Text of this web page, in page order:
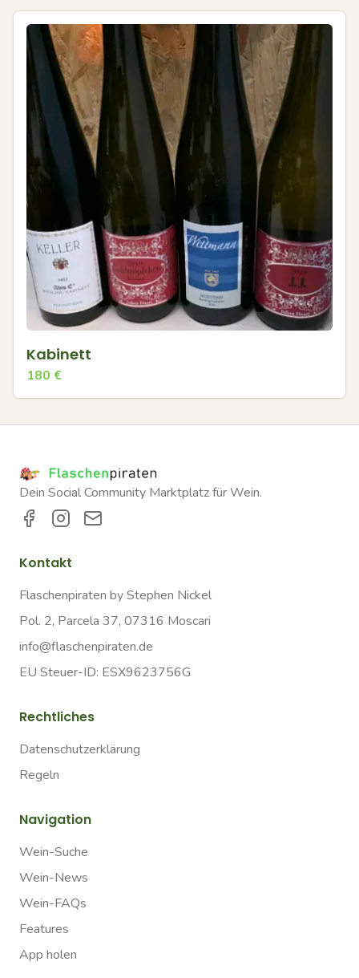
Kabinett
180 €
Dein Social Community Marktplatz für Wein.
Kontakt
Flaschenpiraten by Stephen Nickel
Pol. 2, Parcela 37, 07316 Moscari
info@flaschenpiraten.de
EU Steuer-ID: ESX9623756G
Rechtliches
Datenschutzerklärung
Regeln
Navigation
Wein-Suche
Wein-News
Wein-FAQs
Features
App holen